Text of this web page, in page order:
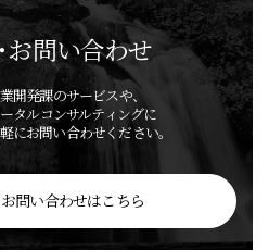
お問い合わせ
開発課のサービスや、
タルコンサルティングに
にお問い合わせください。
問い合わせはこちら